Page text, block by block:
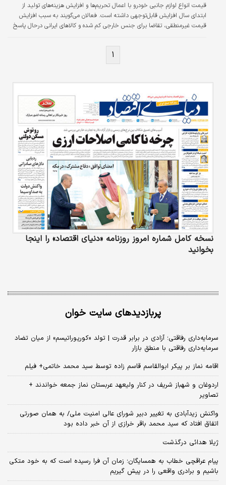
قیمت انواع لوازم جانبی خودرو با اعمال تحریم‌ها و افزایش هزینه‌های تولید از
ابتدای سال افزایش قابل‌توجهی داشته است. فعالان می‌گویند به سبب افزایش
قیمت غیرمنطقی، تقاضا برای جنس خارجی کم شده و کالاهای ایرانی درحال پاسخ
۱
نسخه کامل شماره امروز روزنامه «دنیای‌ اقتصاد» را اینجا
بخوانید
پربازدیدهای سایت خوان
سرمایه‌داری رفاقتی؛ آزادی در برابر قدرت | تولد «کورپوراتیسم» از میان تضاد
سرمایه‌داری رفاقتی با منطق بازار
اقامه نماز بر پیکر ابوالقاسم قاسم زاده توسط سید محمد خاتمی+ فیلم
اردوغان و شهباز شریف در کنار ولیعهد عربستان نماز جمعه خواندند +
تصاویر
واکنش زیدآبادی به تغییر دبیر شورای عالی امنیت ملی/ به همان صورتی
اتفاق افتاد که سید محمد باقر خرازی از آن خبر داده بود
ژیلا هدائی درگذشت
پیام عراقچی خطاب به همسایگان؛ زمان آن فرا رسیده است که به خود متکی
باشیم و برادری واقعی را در پیش گیریم